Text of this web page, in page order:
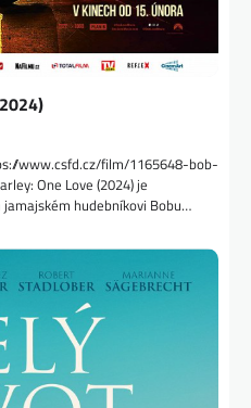
www.csfd.cz/film/1165648-bob-
One Love (2024) je
hudebníkovi Bobu…